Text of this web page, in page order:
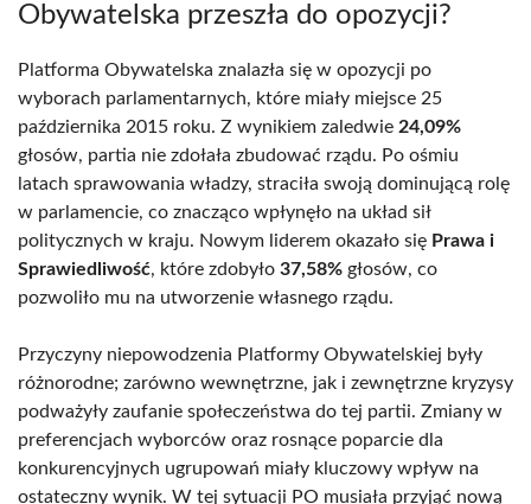
Obywatelska przeszła do opozycji?
Platforma Obywatelska znalazła się w opozycji po
wyborach parlamentarnych, które miały miejsce 25
października 2015 roku. Z wynikiem zaledwie 24,09%
głosów, partia nie zdołała zbudować rządu. Po ośmiu
latach sprawowania władzy, straciła swoją dominującą rolę
w parlamencie, co znacząco wpłynęło na układ sił
politycznych w kraju. Nowym liderem okazało się Prawa i
Sprawiedliwość, które zdobyło 37,58% głosów, co
pozwoliło mu na utworzenie własnego rządu.
Przyczyny niepowodzenia Platformy Obywatelskiej były
różnorodne; zarówno wewnętrzne, jak i zewnętrzne kryzysy
podważyły zaufanie społeczeństwa do tej partii. Zmiany w
preferencjach wyborców oraz rosnące poparcie dla
konkurencyjnych ugrupowań miały kluczowy wpływ na
ostateczny wynik. W tej sytuacji PO musiała przyjąć nową